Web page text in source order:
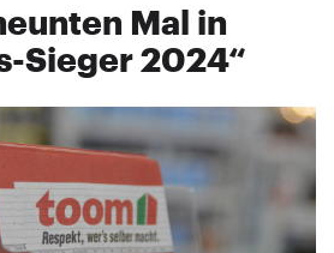
Mal in
Sieger 2024“